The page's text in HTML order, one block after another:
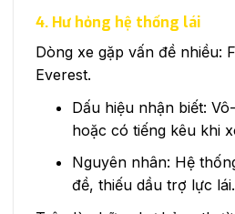
4. Hư hỏng hệ thống lái
Dòng xe gặp vấn đề nhiều:
Everest.
Dấu hiệu nhận biết:
hoặc có tiếng kêu khi
Nguyên nhân: Hệ
đề, thiếu dầu trợ lực lái.